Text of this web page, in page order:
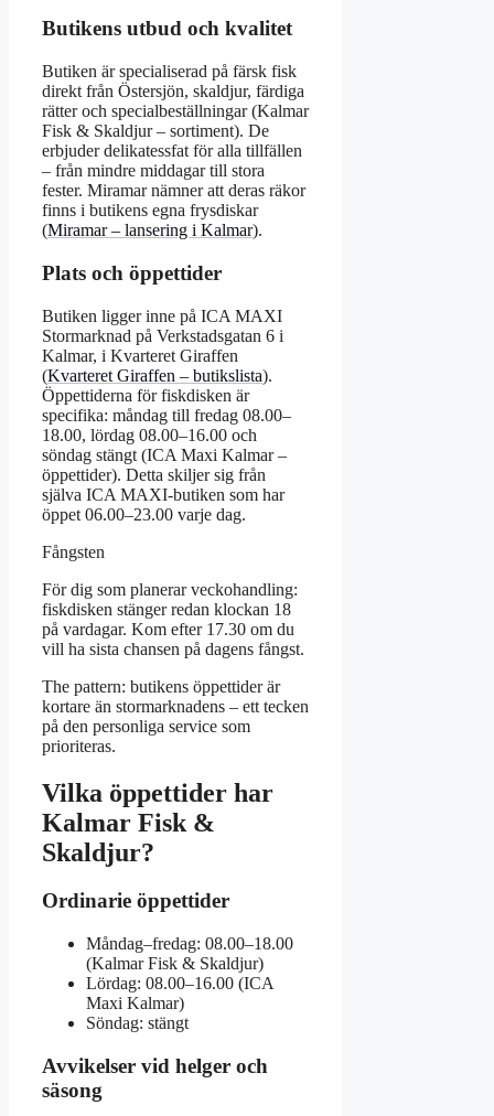
Butikens utbud och kvalitet
Butiken är specialiserad på färsk fisk
direkt från Östersjön, skaldjur, färdiga
rätter och specialbeställningar (Kalmar
Fisk & Skaldjur – sortiment). De
erbjuder delikatessfat för alla tillfällen
– från mindre middagar till stora
fester. Miramar nämner att deras räkor
finns i butikens egna frysdiskar
(Miramar – lansering i Kalmar).
Plats och öppettider
Butiken ligger inne på ICA MAXI
Stormarknad på Verkstadsgatan 6 i
Kalmar, i Kvarteret Giraffen
(Kvarteret Giraffen – butikslista).
Öppettiderna för fiskdisken är
specifika: måndag till fredag 08.00–
18.00, lördag 08.00–16.00 och
söndag stängt (ICA Maxi Kalmar –
öppettider). Detta skiljer sig från
själva ICA MAXI-butiken som har
öppet 06.00–23.00 varje dag.
Fångsten
För dig som planerar veckohandling:
fiskdisken stänger redan klockan 18
på vardagar. Kom efter 17.30 om du
vill ha sista chansen på dagens fångst.
The pattern: butikens öppettider är
kortare än stormarknadens – ett tecken
på den personliga service som
prioriteras.
Vilka öppettider har
Kalmar Fisk &
Skaldjur?
Ordinarie öppettider
Måndag–fredag: 08.00–18.00
(Kalmar Fisk & Skaldjur)
Lördag: 08.00–16.00 (ICA
Maxi Kalmar)
Söndag: stängt
Avvikelser vid helger och
säsong